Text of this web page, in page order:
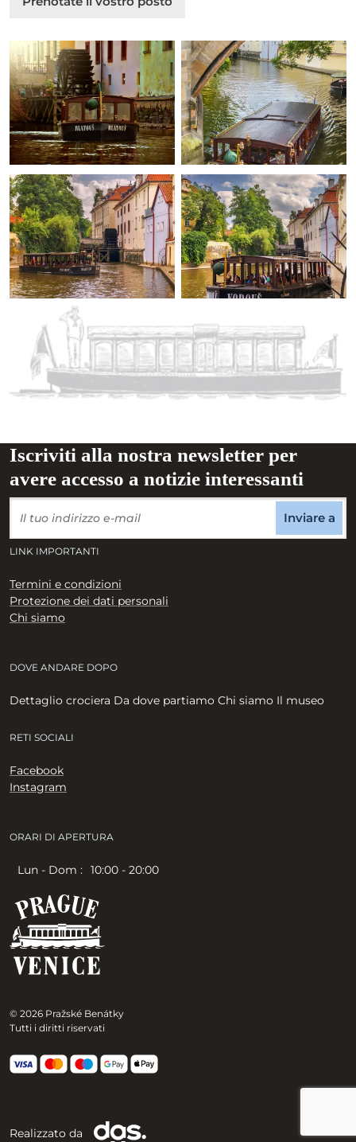
Iscriviti alla nostra newsletter per
avere accesso a notizie interessanti
Inviare a
© 2026 Pražské Benátky
Tutti i diritti riservati
LINK IMPORTANTI
Termini e condizioni
Protezione dei dati personali
Chi siamo
DOVE ANDARE DOPO
Dettaglio crociera Da dove partiamo Chi siamo Il museo
RETI SOCIALI
Facebook
Instagram
ORARI DI APERTURA
Lun - Dom : 10:00 - 20:00
Realizzato da